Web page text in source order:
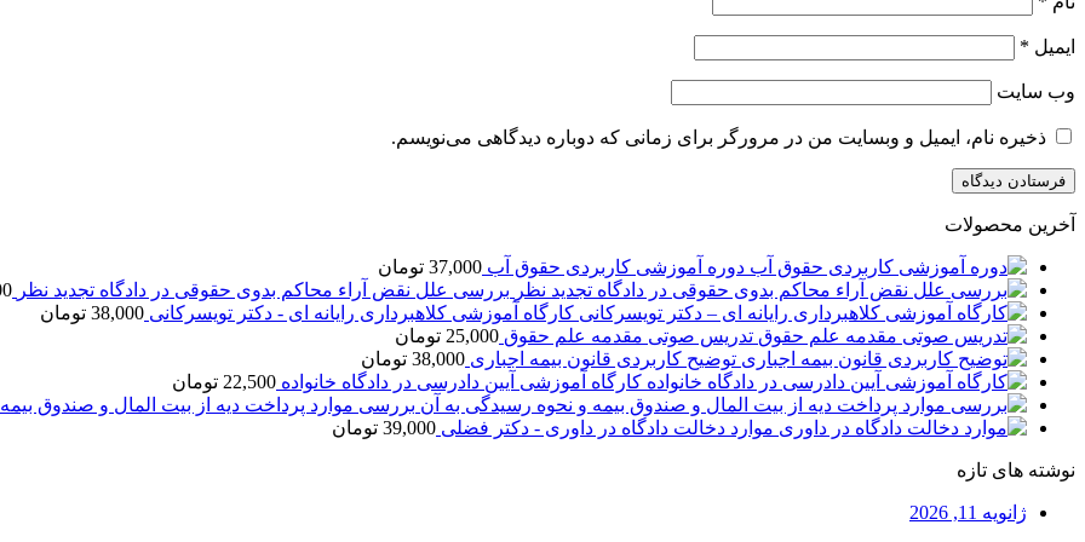
ایمیل *
وب‌ سایت
ذخیره نام، ایمیل و وبسایت من در مرورگر برای زمانی که دوباره دیدگاهی می‌نویسم.
آخرین محصولات
دوره آموزشی کاربردی حقوق آب 37,000 تومان
بررسی علل نقض آراء محاکم بدوی حقوقی در دادگاه تجدید نظر
کارگاه آموزشی کلاهبرداری رایانه ای - دکتر تویسرکانی 38,000 تومان
تدریس صوتی مقدمه علم حقوق 25,000 تومان
توضیح کاربردی قانون بیمه اجباری 38,000 تومان
کارگاه آموزشی آیین دادرسی در دادگاه خانواده 22,500 تومان
بررسی موارد پرداخت دیه از بیت المال و صندوق
موارد دخالت دادگاه در داوری - دکتر فضلی 39,000 تومان
نوشته های تازه
ژانویه 11, 2026